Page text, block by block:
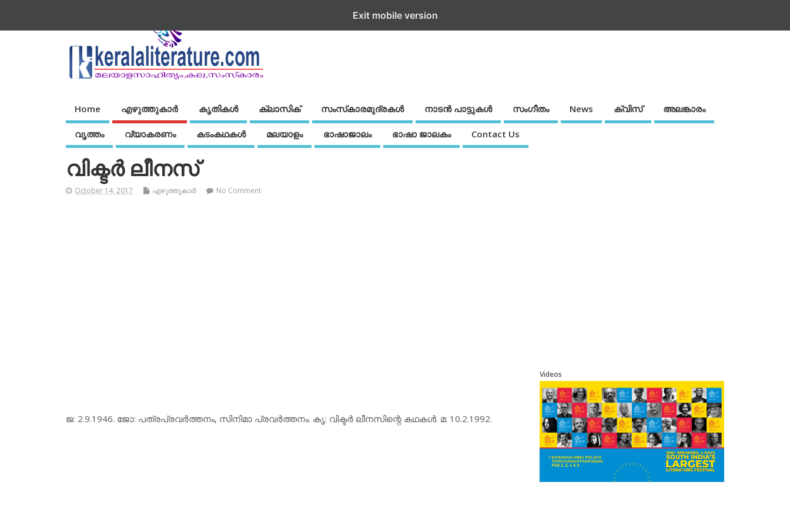
Home എഴുത്തുകാര്‍ കൃതികൾ ക്ലാസിക് സംസ്‌കാരമുദ്രകള്‍ നാടന്‍ പാട്ടുകള്‍ സംഗീതം News ക്വിസ് അലങ്കാരം
വൃത്തം വ്യാകരണം കടംകഥകള്‍ മലയാളം ഭാഷാജാലം ഭാഷാ ജാലകം Contact Us
വിക്ടര്‍ ലീനസ്
October 14, 2017 എഴുത്തുകാര്‍ No Comment
ജ: 2.9.1946. ജോ: പത്രപ്രവര്‍ത്തനം, സിനിമാ പ്രവര്‍ത്തനം. കൃ: വിക്ടര്‍ ലീനസിന്റെ കഥകള്‍. മ: 10.2.1992.
Videos
Exit mobile version